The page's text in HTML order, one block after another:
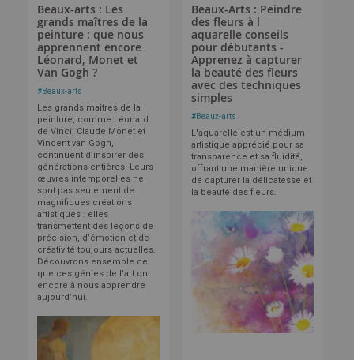
Beaux-arts : Les
grands maîtres de la
peinture : que nous
apprennent encore
Léonard, Monet et
Van Gogh ?
#Beaux-arts
Les grands maîtres de la
peinture, comme Léonard
de Vinci, Claude Monet et
Vincent van Gogh,
continuent d’inspirer des
générations entières. Leurs
œuvres intemporelles ne
sont pas seulement de
magnifiques créations
artistiques : elles
transmettent des leçons de
précision, d’émotion et de
créativité toujours actuelles.
Découvrons ensemble ce
que ces génies de l’art ont
encore à nous apprendre
aujourd’hui.
Beaux-Arts : Peindre
des fleurs à l
aquarelle conseils
pour débutants -
Apprenez à capturer
la beauté des fleurs
avec des techniques
simples
#Beaux-arts
L'aquarelle est un médium
artistique apprécié pour sa
transparence et sa fluidité,
offrant une manière unique
de capturer la délicatesse et
la beauté des fleurs.